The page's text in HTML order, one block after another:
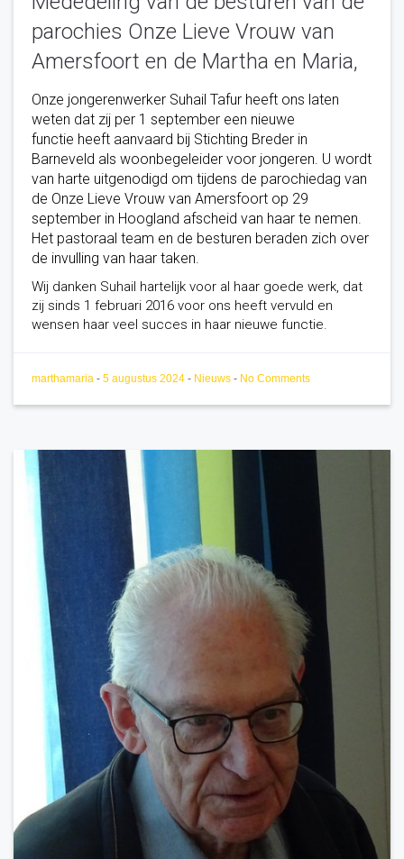
parochies Onze Lieve Vrouw van
Amersfoort en de Martha en Maria,
Onze jongerenwerker Suhail Tafur heeft ons laten
weten dat zij per 1 september een nieuwe
functie heeft aanvaard bij Stichting Breder in
Barneveld als woonbegeleider voor jongeren. U wordt
van harte uitgenodigd om tijdens de parochiedag van
de Onze Lieve Vrouw van Amersfoort op 29
september in Hoogland afscheid van haar te nemen.
Het pastoraal team en de besturen beraden zich over
de invulling van haar taken.
Wij danken Suhail hartelijk voor al haar goede werk, dat
zij sinds 1 februari 2016 voor ons heeft vervuld en
wensen haar veel succes in haar nieuwe functie.
marthamaria - 5 augustus 2024 - Nieuws - No Comments